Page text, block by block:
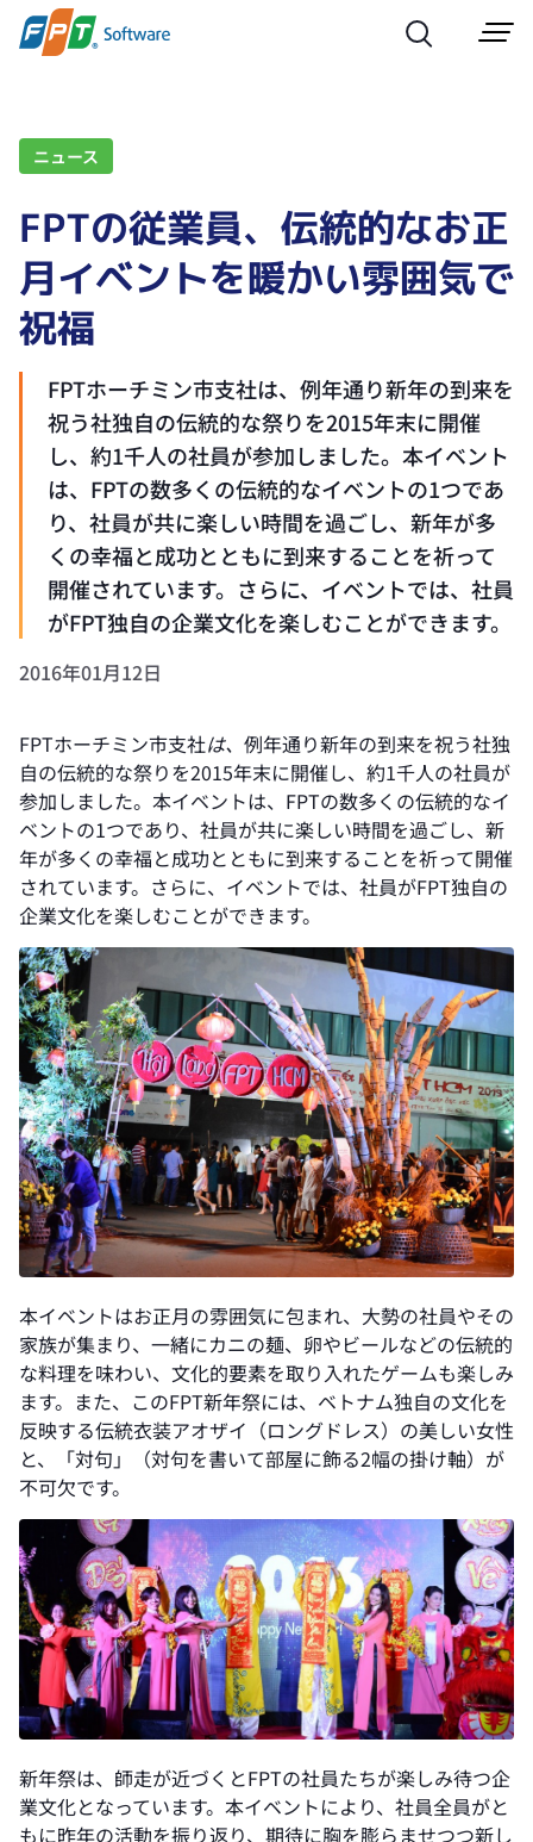
ニュース
FPTの従業員、伝統的なお正
月イベントを暖かい雰囲気で
祝福
FPTホーチミン市支社は、例年通り新年の到来を
祝う社独自の伝統的な祭りを2015年末に開催
し、約1千人の社員が参加しました。本イベント
は、FPTの数多くの伝統的なイベントの1つであ
り、社員が共に楽しい時間を過ごし、新年が多
くの幸福と成功とともに到来することを祈って
開催されています。さらに、イベントでは、社員
がFPT独自の企業文化を楽しむことができます。
2016年01月12日
FPTホーチミン市支社は、 例年通り新年の到来を祝う社独
自の伝統的な祭りを2015年末に開催し、約1千人の社員が
参加しました。本イベントは、FPTの数多くの伝統的なイ
ベントの1つであり、社員が共に楽しい時間を過ごし、新
年が多くの幸福と成功とともに到来することを祈って開催
されています。さらに、イベントでは、社員がFPT独自の
企業文化を楽しむことができます。
本イベントはお正月の雰囲気に包まれ、大勢の社員やその
家族が集まり、一緒にカニの麺、卵やビールなどの伝統的
な料理を味わい、文化的要素を取り入れたゲームも楽しみ
ます。また、このFPT新年祭には、ベトナム独自の文化を
反映する伝統衣装アオザイ（ロングドレス）の美しい女性
と、「対句」（対句を書いて部屋に飾る2幅の掛け軸）が
不可欠です。
新年祭は、師走が近づくとFPTの社員たちが楽しみ待つ企
業文化となっています。本イベントにより、社員全員がと
もに昨年の活動を振り返り、期待に胸を膨らませつつ新し